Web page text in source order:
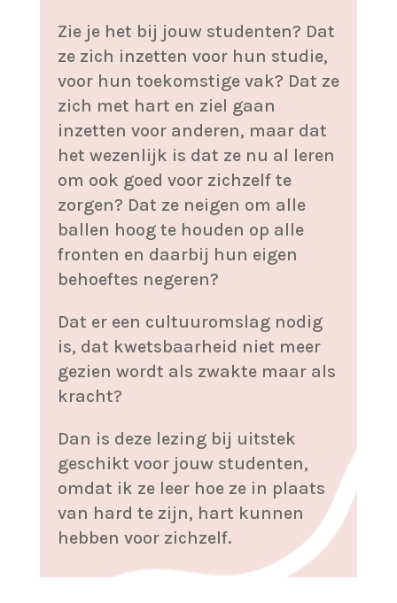
Zie je het bij jouw studenten? Dat
ze zich inzetten voor hun studie,
voor hun toekomstige vak? Dat ze
zich met hart en ziel gaan
inzetten voor anderen, maar dat
het wezenlijk is dat ze nu al leren
om ook goed voor zichzelf te
zorgen? Dat ze neigen om alle
ballen hoog te houden op alle
fronten en daarbij hun eigen
behoeftes negeren?
Dat er een cultuuromslag nodig
is, dat kwetsbaarheid niet meer
gezien wordt als zwakte maar als
kracht?
Dan is deze lezing bij uitstek
geschikt voor jouw studenten,
omdat ik ze leer hoe ze in plaats
van hard te zijn, hart kunnen
hebben voor zichzelf.